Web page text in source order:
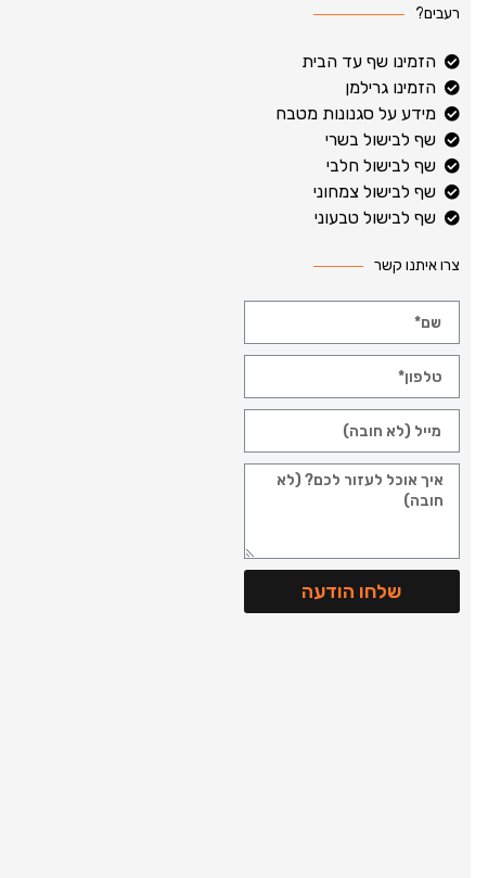
רעבים?
הזמינו שף עד הבית
הזמינו גרילמן
מידע על סגנונות מטבח
שף לבישול בשרי
שף לבישול חלבי
שף לבישול צמחוני
שף לבישול טבעוני
צרו איתנו קשר
שלחו הודעה